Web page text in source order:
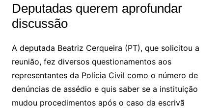
Deputadas querem aprofundar
discussão
A deputada Beatriz Cerqueira (PT), que solicitou a
reunião, fez diversos questionamentos aos
representantes da Polícia Civil como o número de
denúncias de assédio e quis saber se a instituição
mudou procedimentos após o caso da escrivã